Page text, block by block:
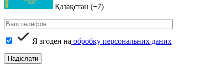
Қазақстан (+7)
Я згоден на обробку персональних даних